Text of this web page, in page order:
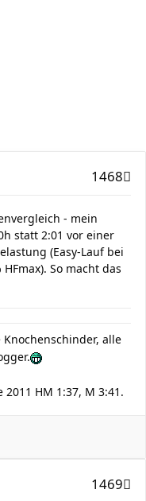
1468
- mein
statt 2:01 vor einer
(Easy-Lauf bei
So macht das
alle
HM 1:37, M 3:41.
1469